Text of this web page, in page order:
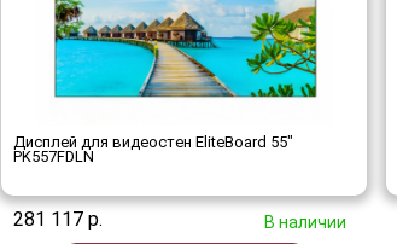
Дисплей для видеостен EliteBoard 55"
PK557FDLN
281 117 р. В наличии